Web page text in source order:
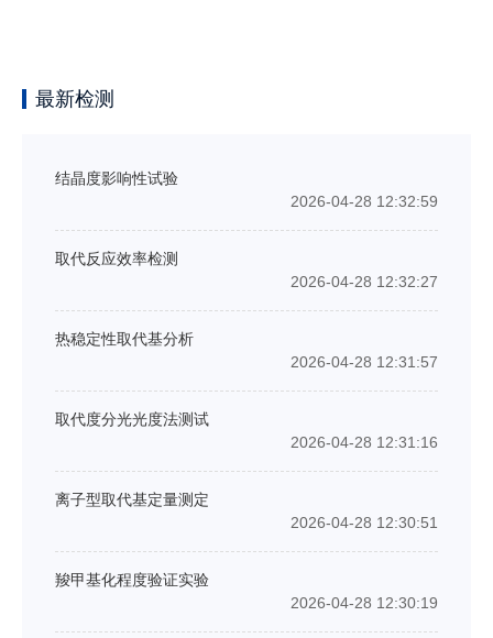
最新检测
结晶度影响性试验
2026-04-28 12:32:59
取代反应效率检测
2026-04-28 12:32:27
热稳定性取代基分析
2026-04-28 12:31:57
取代度分光光度法测试
2026-04-28 12:31:16
离子型取代基定量测定
2026-04-28 12:30:51
羧甲基化程度验证实验
2026-04-28 12:30:19